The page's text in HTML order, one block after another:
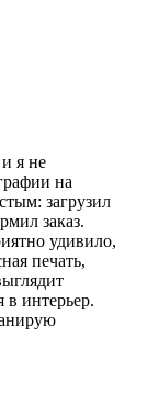
я не
на
загрузил
заказ.
удивило,
печать,
в интерьер.